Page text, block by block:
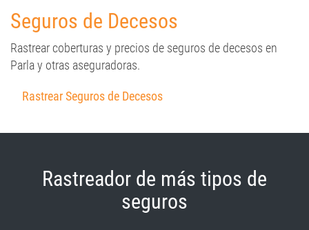
Seguros de Decesos
Rastrear coberturas y precios de seguros de decesos en
Parla y otras aseguradoras.
Rastrear Seguros de Decesos
Rastreador de más tipos de
seguros